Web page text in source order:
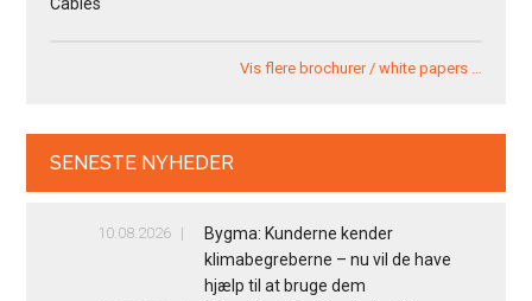
Cables
Vis flere brochurer / white papers …
SENESTE NYHEDER
10.08.2026
Bygma: Kunderne kender
klimabegreberne – nu vil de have
hjælp til at bruge dem